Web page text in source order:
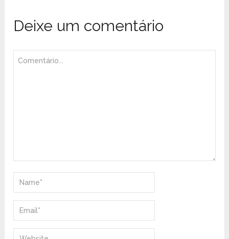
Deixe um comentário